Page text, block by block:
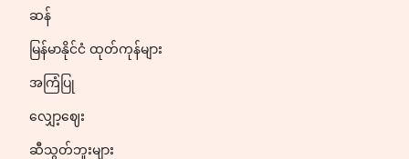
ဆန်
မြန်မာနိုင်ငံ ထုတ်ကုန်များ
အကြံပြု
လျှော့ဈေး
ဆီသွတ်ဘူးများ